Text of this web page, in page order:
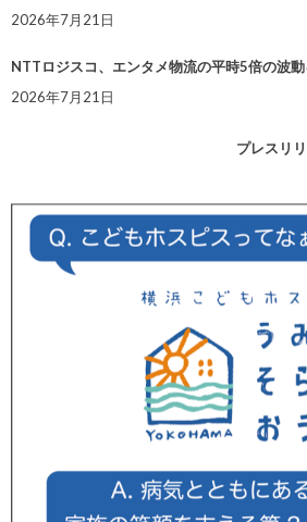
2026年7月21日
NTTロジスコ、エンタメ物流の平時5倍の波
2026年7月21日
プレスリ